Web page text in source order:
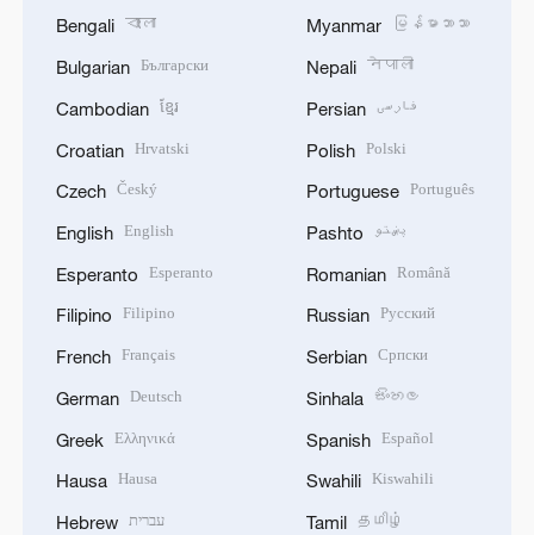
Bengali বাংলা
Bulgarian Български
Cambodian ខ្មែរ
Croatian Hrvatski
Czech Český
English English
Esperanto Esperanto
Filipino Filipino
French Français
German Deutsch
Greek Ελληνικά
Hausa Hausa
Hebrew עברית
Myanmar မြန်မာဘာသာ
Nepali नेपाली
Persian فارسی
Polish Polski
Portuguese Português
Pashto پښتو
Romanian Română
Russian Русский
Serbian Српски
Sinhala සිංහල
Spanish Español
Swahili Kiswahili
Tamil தமிழ்